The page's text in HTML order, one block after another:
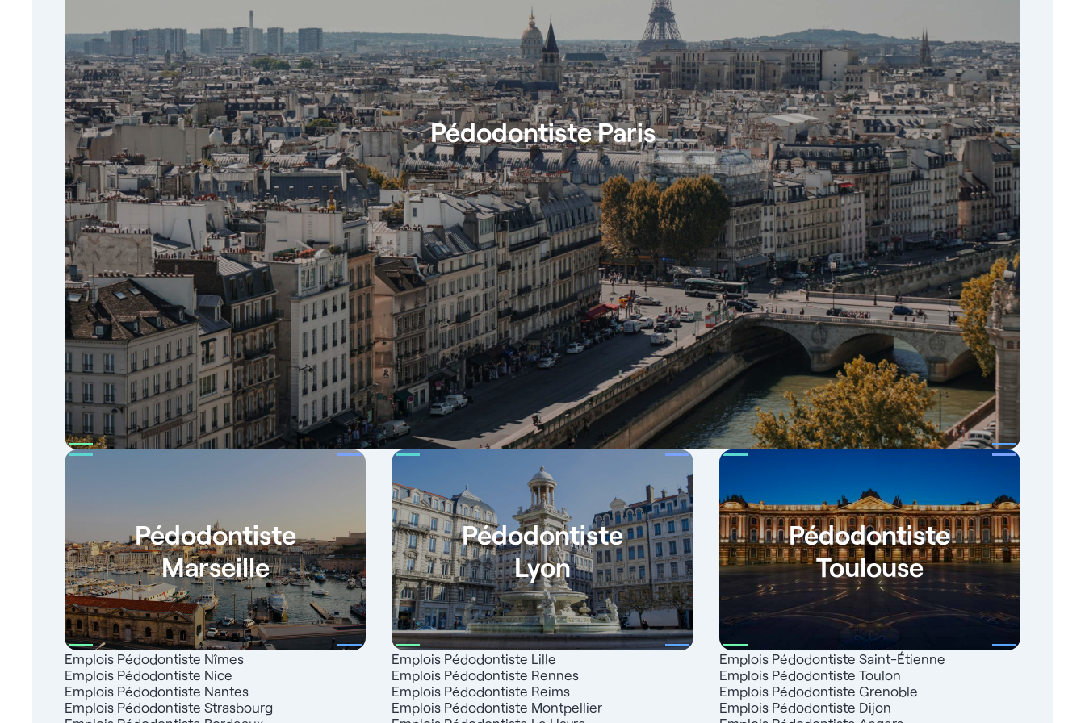
Pédodontiste Paris
Pédodontiste
Marseille
Emplois Pédodontiste Nîmes
Emplois Pédodontiste Nice
Emplois Pédodontiste Nantes
Emplois Pédodontiste Strasbourg
Pédodontiste
Lyon
Emplois Pédodontiste Lille
Emplois Pédodontiste Rennes
Emplois Pédodontiste Reims
Emplois Pédodontiste Montpellier
Pédodontiste
Toulouse
Emplois Pédodontiste Saint-Étienne
Emplois Pédodontiste Toulon
Emplois Pédodontiste Grenoble
Emplois Pédodontiste Dijon